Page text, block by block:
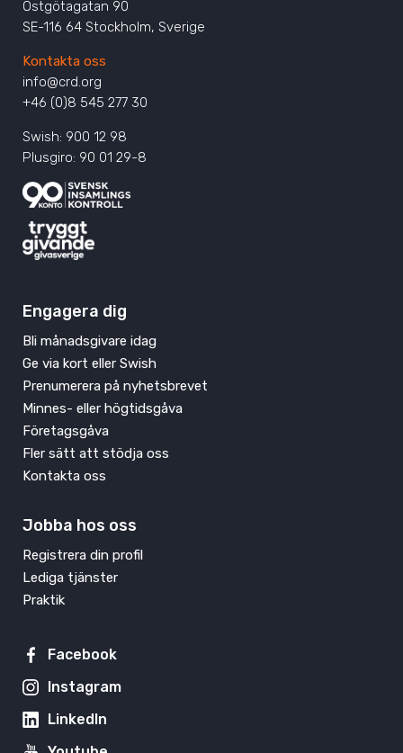
Östgötagatan 90
SE-116 64 Stockholm, Sverige
Kontakta oss
info@crd.org
+46 (0)8 545 277 30
Swish: 900 12 98
Plusgiro: 90 01 29-8
Engagera dig
Bli månadsgivare idag
Ge via kort eller Swish
Prenumerera på nyhetsbrevet
Minnes- eller högtidsgåva
Företagsgåva
Fler sätt att stödja oss
Kontakta oss
Jobba hos oss
Registrera din profil
Lediga tjänster
Praktik
Facebook
Instagram
LinkedIn